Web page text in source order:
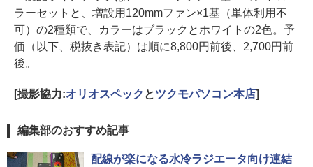
ラーセットと、増設用120mmファン×1基（単体利用不
可）の2種類で、カラーはブラックとホワイトの2色。予
価（以下、税抜き表記）は順に8,800円前後、2,700円前
後。
[撮影協力:オリオスペック とツクモパソコン本店]
編集部のおすすめ記事
配線が楽になる水冷ラジエータ向け連結